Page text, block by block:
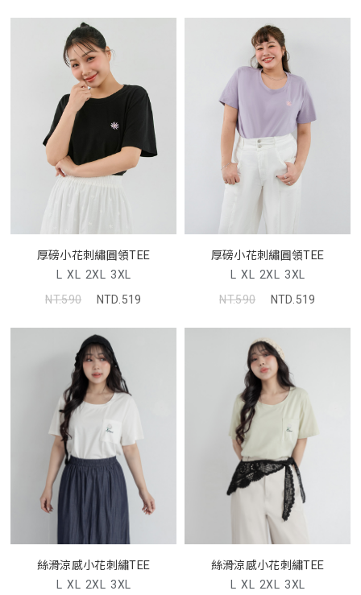
厚磅小花刺繡圓領TEE
L XL 2XL 3XL
NT.590
NTD.519
厚磅小花刺繡圓領TEE
L XL 2XL 3XL
NT.590
NTD.519
絲滑涼感小花刺繡TEE
L XL 2XL 3XL
絲滑涼感小花刺繡TEE
L XL 2XL 3XL